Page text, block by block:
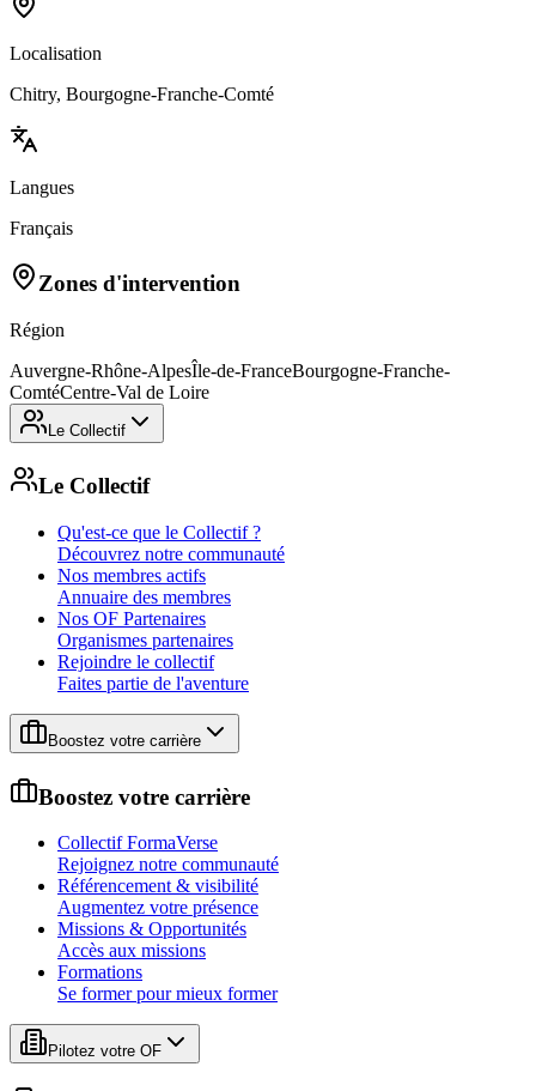
Localisation
Chitry, Bourgogne-Franche-Comté
Langues
Français
Zones d'intervention
Région
Auvergne-Rhône-AlpesÎle-de-FranceBourgogne-Franche-
ComtéCentre-Val de Loire
Le Collectif
Le Collectif
Qu'est-ce que le Collectif ?
Découvrez notre communauté
Nos membres actifs
Annuaire des membres
Nos OF Partenaires
Organismes partenaires
Rejoindre le collectif
Faites partie de l'aventure
Boostez votre carrière
Boostez votre carrière
Collectif FormaVerse
Rejoignez notre communauté
Référencement & visibilité
Augmentez votre présence
Missions & Opportunités
Accès aux missions
Formations
Se former pour mieux former
Pilotez votre OF